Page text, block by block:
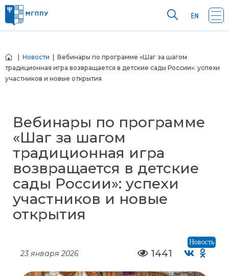
Новости | Вебинары по программе «Шаг за шагом
традиционная игра возвращается в детские сады России»: успехи
участников и новые открытия
Вебинары по программе
«Шаг за шагом
традиционная игра
возвращается в детские
сады России»: успехи
участников и новые
открытия
Новость
23 января 2026 1441